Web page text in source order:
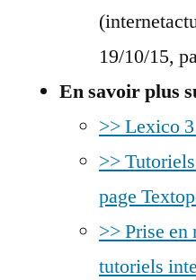
19/10/15,
En savoir plus
>> Lexico
>>
page
>> Prise
tutoriels